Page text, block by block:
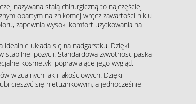
nazywana stalą chirurgiczną to najczęściej
opartym na znikomej wręcz zawartości niklu
zapewnia wysoki komfort użytkowania na
układa się na nadgarstku. Dzięki
pozycji. Standardowa żywotność paska
kosmetyki poprawiające jego wygląd.
wizualnych jak i jakościowych. Dzięki
cieszyć się nietuzinkowym, a jednocześnie